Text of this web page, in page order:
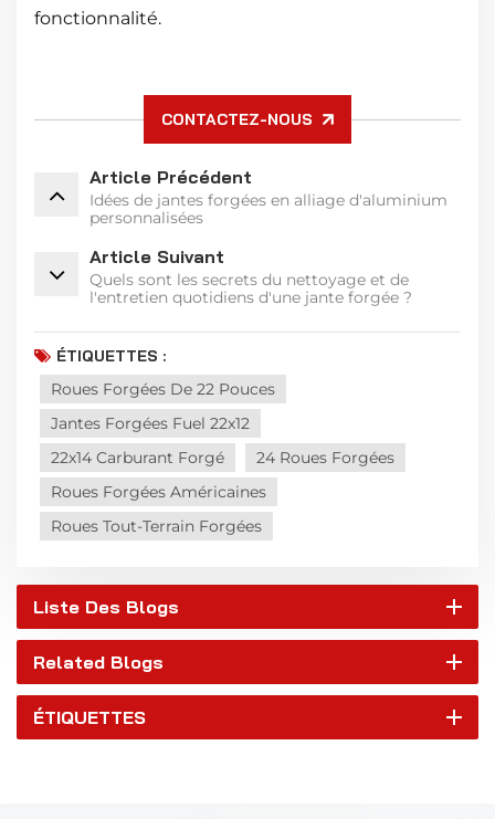
fonctionnalité.
CONTACTEZ-NOUS
Article Précédent
Idées de jantes forgées en alliage d'aluminium
personnalisées
Article Suivant
Quels sont les secrets du nettoyage et de
l'entretien quotidiens d'une jante forgée ?
ÉTIQUETTES :
Roues Forgées De 22 Pouces
Jantes Forgées Fuel 22x12
22x14 Carburant Forgé
24 Roues Forgées
Roues Forgées Américaines
Roues Tout-Terrain Forgées
Liste Des Blogs
Related Blogs
ÉTIQUETTES